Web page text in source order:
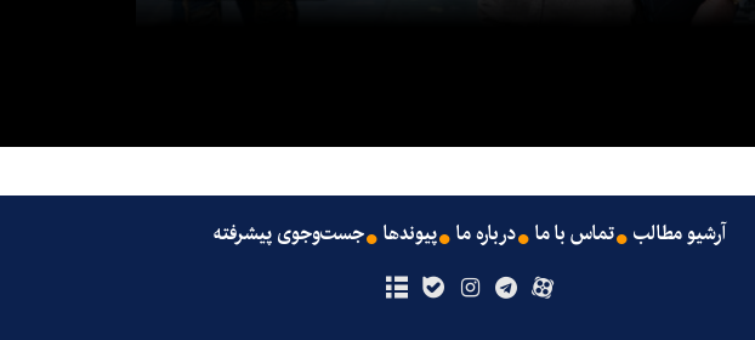
آرشیو مطالب تماس با ما درباره ما پیوندها جست‌وجوی پیشرفته